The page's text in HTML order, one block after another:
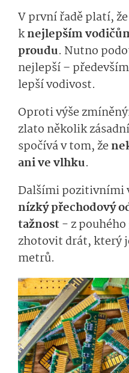
V první řadě platí,
knejlepším
proudu. Nutno
nejlepší –
lepší vodivost.
Oproti výše
zlato několik
spočívá v tom, že
ani ve vlhku.
Dalšími pozitivními
nízký přechodový
tažnost- z
zhotovit drát, který
metrů.